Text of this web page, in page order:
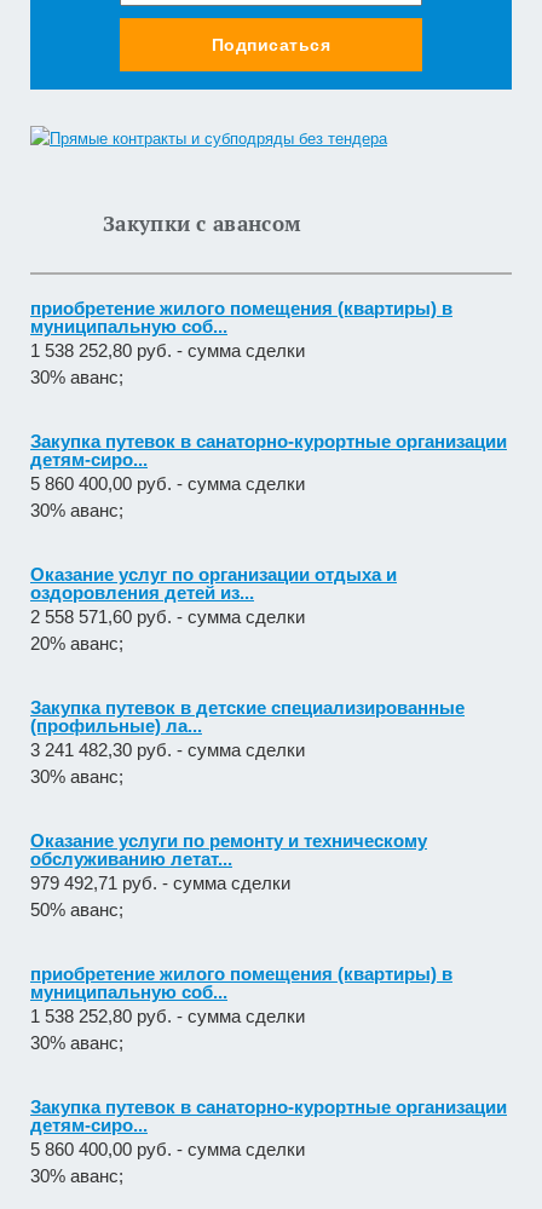
Подписаться
Закупки с авансом
приобретение жилого помещения (квартиры) в
муниципальную соб...
1 538 252,80 руб. - сумма сделки
30% аванс;
Закупка путевок в санаторно-курортные организации
детям-сиро...
5 860 400,00 руб. - сумма сделки
30% аванс;
Оказание услуг по организации отдыха и
оздоровления детей из...
2 558 571,60 руб. - сумма сделки
20% аванс;
Закупка путевок в детские специализированные
(профильные) ла...
3 241 482,30 руб. - сумма сделки
30% аванс;
Оказание услуги по ремонту и техническому
обслуживанию летат...
979 492,71 руб. - сумма сделки
50% аванс;
приобретение жилого помещения (квартиры) в
муниципальную соб...
1 538 252,80 руб. - сумма сделки
30% аванс;
Закупка путевок в санаторно-курортные организации
детям-сиро...
5 860 400,00 руб. - сумма сделки
30% аванс;